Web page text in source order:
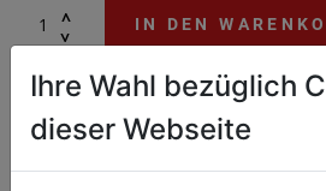
^
^
IN DEN
Blitzblanke Schuhe, ohne Mühe –
Knopfdruck
Ihre Wahl bezüglich
dieser Webseite